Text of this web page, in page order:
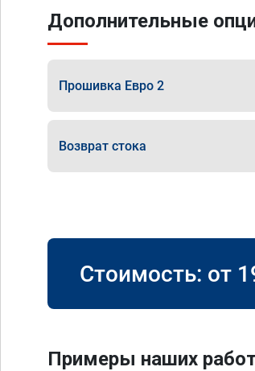
Дополнительные
Прошивка Евро 2
Возврат стока
Стоимость: от
Примеры наших